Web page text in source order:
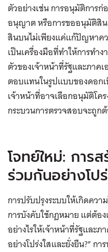
ตัวอย่างเช่น การอนุมัติการก่
อนุญาต หรือการขออนุมัติสิน
สินบนไม่เพียงแค่แก้ปัญหาค
เป็นเครื่องมือที่ทำให้การทำ
ตัวของเจ้าหน้าที่รัฐและภาค
ตอบแทนในรูปแบบของดอกเ
เจ้าหน้าที่อาจเลือกอนุมัติโค
กระบวนการตรวจสอบจะถูก
โจทย์ใหม่: การ
ร่วมกันอย่างโป
การปรับปรุงระบบให้เกิดควา
การบังคับใช้กฎหมาย แต่ต้อง
อย่างไรให้เจ้าหน้าที่รัฐและ
อย่างโปร่งใสและยั่งยืน?” ก